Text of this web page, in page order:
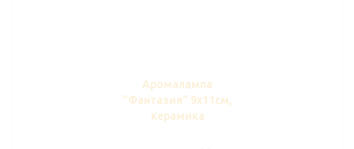
Аромалампа
"Фантазия" 9х11см,
керамика